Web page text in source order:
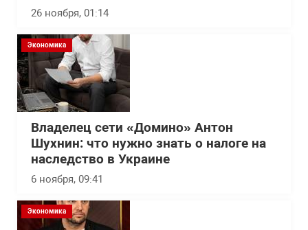
26 ноября, 01:14
Экономика
Владелец сети «Домино» Антон
Шухнин: что нужно знать о налоге на
наследство в Украине
6 ноября, 09:41
Экономика